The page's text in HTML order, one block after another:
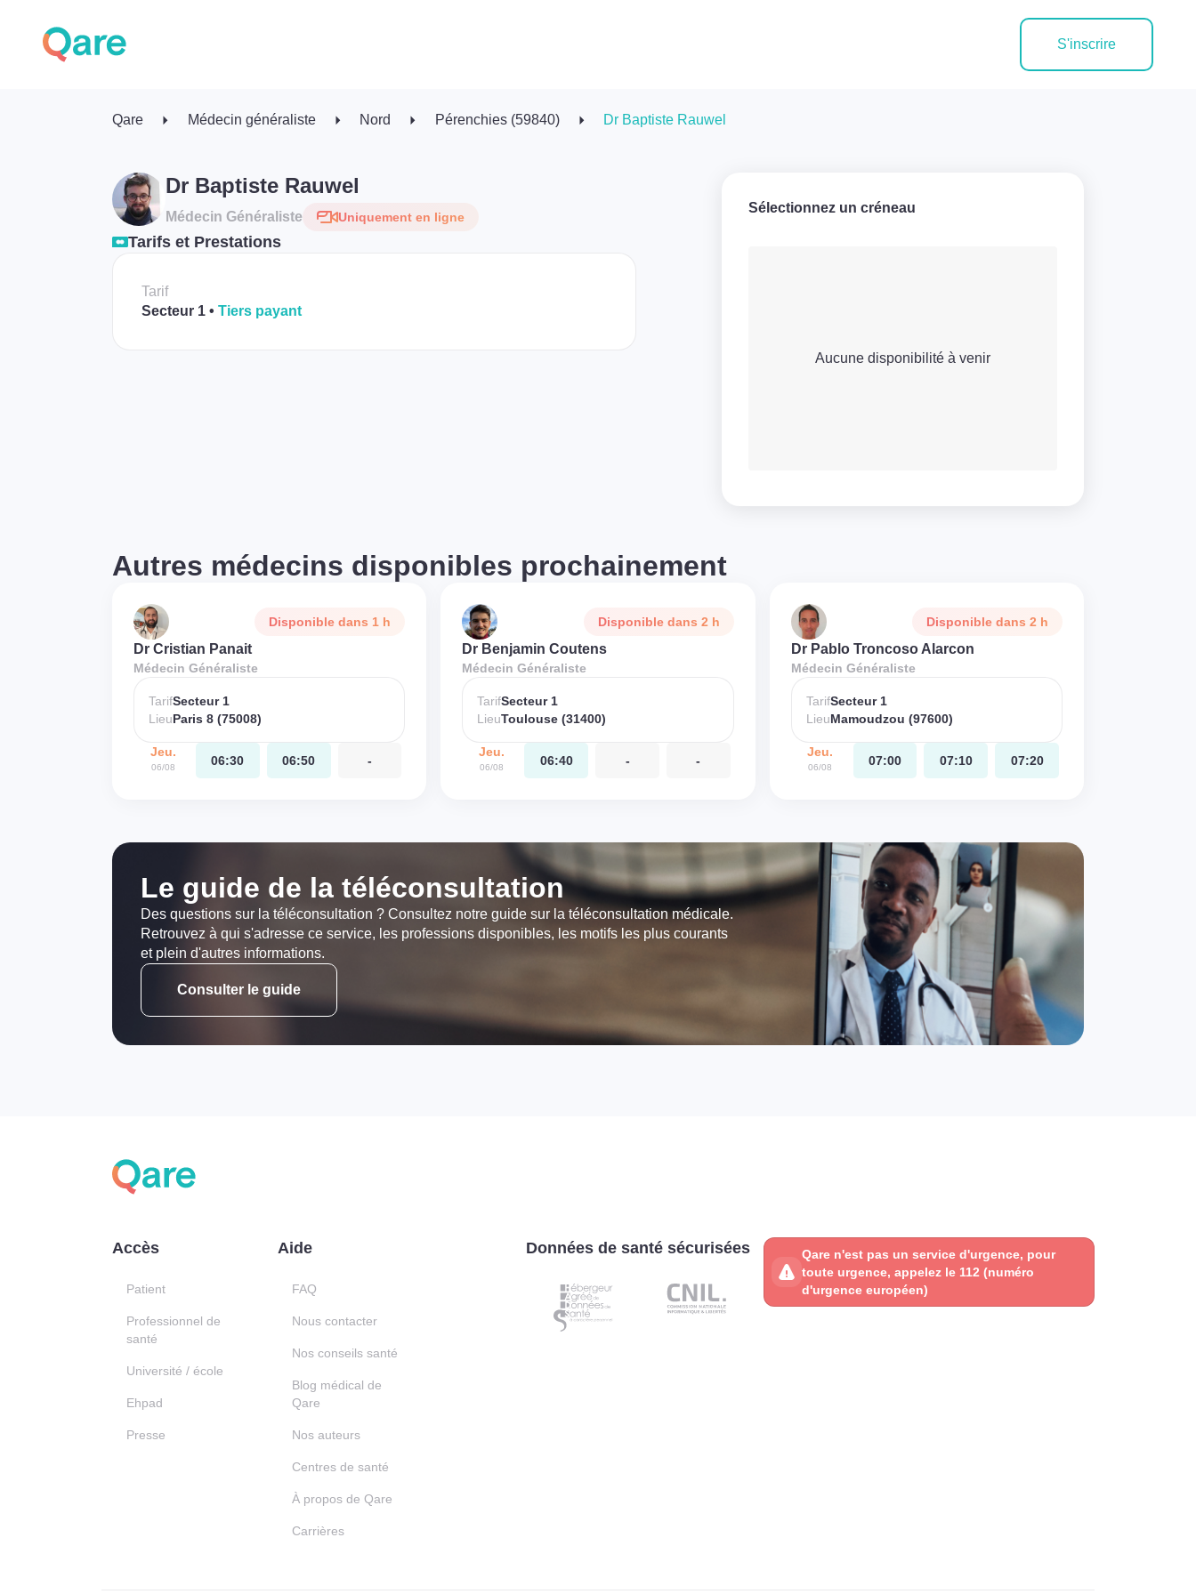
S'inscrire
Qare Médecin généraliste Nord Pérenchies (59840) Dr Baptiste Rauwel
Dr Baptiste Rauwel
Médecin Généraliste Uniquement en ligne
Tarifs et Prestations
Tarif
Secteur 1
Tiers payant
Sélectionnez un créneau
Aucune disponibilité à venir
Autres médecins disponibles prochainement
Disponible dans 1 h
Dr Cristian Panait
Médecin Généraliste
TarifSecteur 1
LieuParis 8 (75008)
Jeu.
06/08 06:30 06:50 -
Disponible dans 2 h
Dr Benjamin Coutens
Médecin Généraliste
TarifSecteur 1
LieuToulouse (31400)
Jeu.
06/08 06:40 - -
Disponible dans 2 h
Dr Pablo Troncoso Alarcon
Médecin Généraliste
TarifSecteur 1
LieuMamoudzou (97600)
Jeu.
06/08 07:00 07:10 07:20
Le guide de la téléconsultation
Des questions sur la téléconsultation ? Consultez notre guide sur la téléconsultation médicale.
Retrouvez à qui s'adresse ce service, les professions disponibles, les motifs les plus courants
et plein d'autres informations.
Consulter le guide
Accès
Patient
Professionnel de
santé
Université / école
Ehpad
Presse
Aide
FAQ
Nous contacter
Nos conseils santé
Blog médical de
Qare
Nos auteurs
Centres de santé
À propos de Qare
Carrières
Données de santé sécurisées
Qare n'est pas un service d'urgence, pour
toute urgence, appelez le 112 (numéro
d'urgence européen)